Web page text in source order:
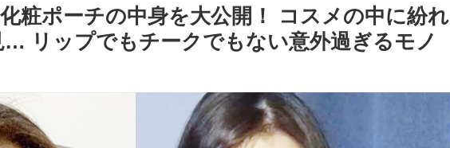
粧ポーチの中身を大公開！ コスメの中に紛れ
… リップでもチークでもない意外過ぎるモノ